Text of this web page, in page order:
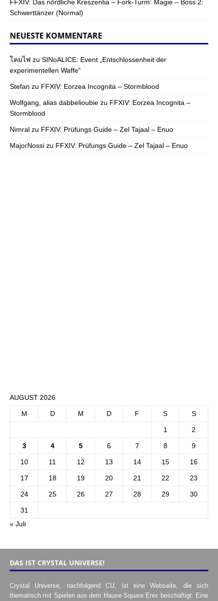
FFXIV: Das nördliche Kreszentia – Fork-Turm: Magie – Boss 2:
Schwerttänzer (Normal)
NEUESTE KOMMENTARE
โคมไฟ zu SINoALICE: Event „Entschlossenheit der
experimentellen Waffe“
Stefan zu FFXIV: Eorzea Incognita – Stormblood
Wolfgang, alias dabbelioubie zu FFXIV: Eorzea Incognita –
Stormblood
Nimral zu FFXIV: Prüfungs Guide – Zel Tajaal – Enuo
MajorNossi zu FFXIV: Prüfungs Guide – Zel Tajaal – Enuo
AUGUST 2026
M D M D F S S
1 2
3 4 5 6 7 8 9
10 11 12 13 14 15 16
17 18 19 20 21 22 23
24 25 26 27 28 29 30
31
« Juli
DAS IST CRYSTAL UNIVERSE!
Crystal Universe, nachfolgend CU, ist eine Webseite, die sich
thematisch mit Spielen aus dem Hause Square Enix beschäftigt. Eine